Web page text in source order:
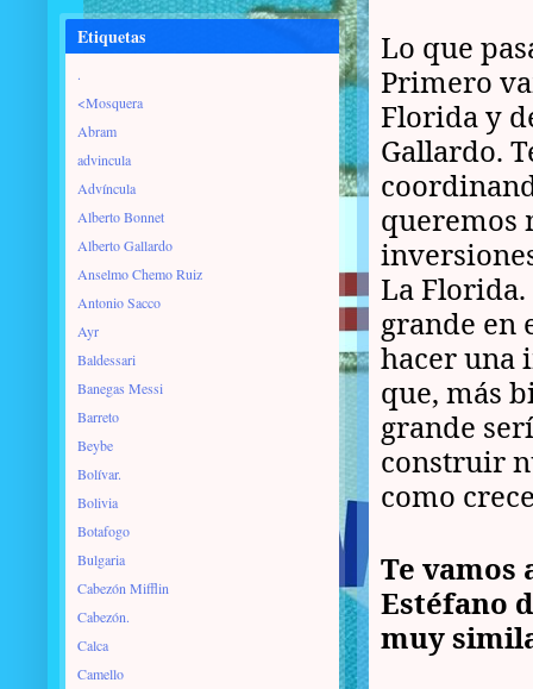
Lo que
Primero
Florida y
Gallardo.
queremos
La
grande en
hacer una
que, más
grande
construir
como
Te
Estéfano
muy
Etiquetas
.
<Mosquera
Abram
advincula
Advíncula
Alberto Bonnet
Alberto Gallardo
Anselmo Chemo Ruiz
Antonio Sacco
Ayr
Baldessari
Banegas Messi
Barreto
Beybe
Bolívar.
Bolivia
Botafogo
Bulgaria
Cabezón Mifflin
Cabezón.
Calca
Camello